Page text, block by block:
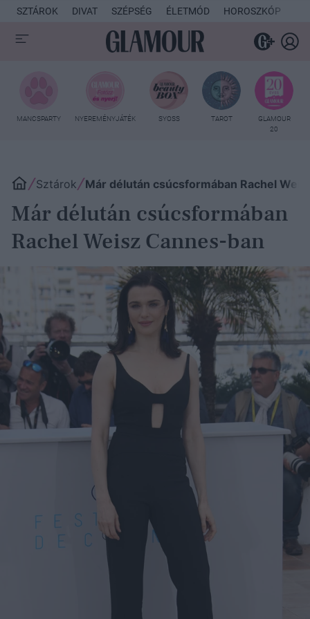
SZTÁROK DIVAT SZÉPSÉG ÉLETMÓD HOROSZKÓP
MANCSPARTY NYEREMÉNYJÁTÉK SYOSS TAROT
GLAMOUR
20
Sztárok Már délután csúcsformában Rachel
Már délután csúcsformában
Rachel Weisz Cannes-ban